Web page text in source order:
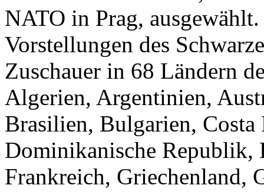
NATO in Prag,
Vorstellungen des
Zuschauer in 68 Ländern
Algerien, Argentinien,
Brasilien, Bulgarien, Costa
Dominikanische Republik,
Frankreich, Griechenland,